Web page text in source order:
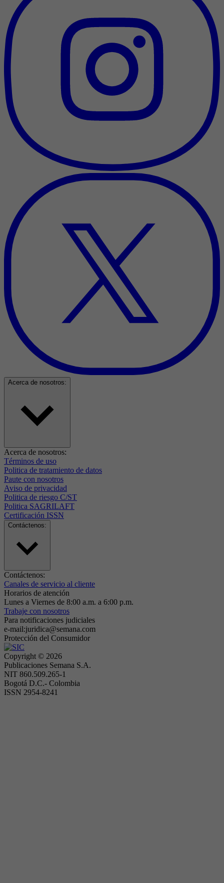
Acerca de nosotros:
Acerca de nosotros:
Términos de uso
Politica de tratamiento de datos
Paute con nosotros
Aviso de privacidad
Politica de riesgo C/ST
Politica SAGRILAFT
Certificación ISSN
Contáctenos:
Contáctenos:
Canales de servicio al cliente
Horarios de atención
Lunes a Viernes de 8:00 a.m. a 6:00 p.m.
Trabaje con nosotros
Para notificaciones judiciales
e-mail:juridica@semana.com
Protección del Consumidor
Copyright © 2026
Publicaciones Semana S.A.
NIT 860.509.265-1
Bogotá D.C.- Colombia
ISSN 2954-8241